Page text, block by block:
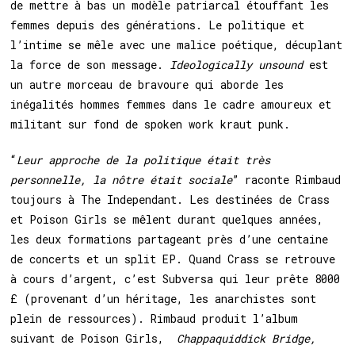
de mettre à bas un modèle patriarcal étouffant les
femmes depuis des générations. Le politique et
l’intime se mêle avec une malice poétique, décuplant
la force de son message. Ideologically unsound est
un autre morceau de bravoure qui aborde les
inégalités hommes femmes dans le cadre amoureux et
militant sur fond de spoken work kraut punk.
“Leur approche de la politique était très
personnelle, la nôtre était sociale” raconte Rimbaud
toujours à The Independant. Les destinées de Crass
et Poison Girls se mêlent durant quelques années,
les deux formations partageant près d’une centaine
de concerts et un split EP. Quand Crass se retrouve
à cours d’argent, c’est Subversa qui leur prête 8000
£ (provenant d’un héritage, les anarchistes sont
plein de ressources). Rimbaud produit l’album
suivant de Poison Girls,
Chappaquiddick Bridge,